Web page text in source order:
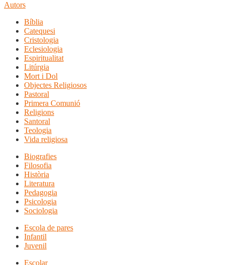
Autors
Bíblia
Catequesi
Cristologia
Eclesiologia
Espiritualitat
Litúrgia
Mort i Dol
Objectes Religiosos
Pastoral
Primera Comunió
Religions
Santoral
Teologia
Vida religiosa
Biografies
Filosofia
Història
Literatura
Pedagogia
Psicologia
Sociologia
Escola de pares
Infantil
Juvenil
Escolar